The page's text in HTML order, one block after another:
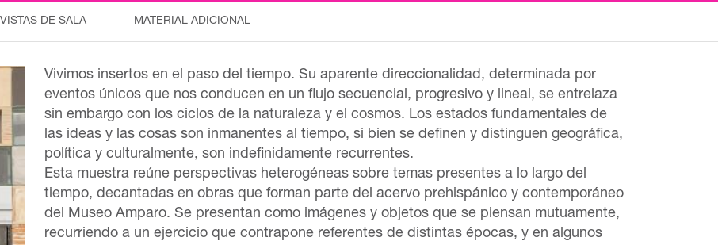
VISTAS DE SALA MATERIAL ADICIONAL
Vivimos insertos en el paso del tiempo. Su aparente direccionalidad, determinada por
eventos únicos que nos conducen en un flujo secuencial, progresivo y lineal, se entrelaza
sin embargo con los ciclos de la naturaleza y el cosmos. Los estados fundamentales de
las ideas y las cosas son inmanentes al tiempo, si bien se definen y distinguen geográfica,
política y culturalmente, son indefinidamente recurrentes.
Esta muestra reúne perspectivas heterogéneas sobre temas presentes a lo largo del
tiempo, decantadas en obras que forman parte del acervo prehispánico y contemporáneo
del Museo Amparo. Se presentan como imágenes y objetos que se piensan mutuamente,
recurriendo a un ejercicio que contrapone referentes de distintas épocas, y en algunos